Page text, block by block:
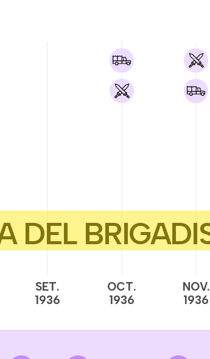
SET.
1936
OCT.
1936
NOV.
1936